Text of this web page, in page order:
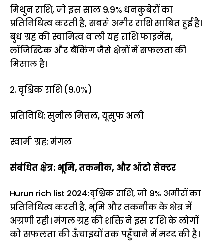
मिथुन राशि, जो इस साल 9.9% धनकुबेरों का
प्रतिनिधित्व करती है, सबसे अमीर राशि साबित हुई है।
बुध ग्रह की स्वामित्व वाली यह राशि फाइनेंस,
लॉजिस्टिक और बैंकिंग जैसे क्षेत्रों में सफलता की
मिसाल है।
2. वृश्चिक राशि (9.0%)
प्रतिनिधि: सुनील मित्तल, यूसुफ अली
स्वामी ग्रह: मंगल
संबंधित क्षेत्र: भूमि, तकनीक, और ऑटो सेक्टर
Hurun rich list 2024:वृश्चिक राशि, जो 9% अमीरों का
प्रतिनिधित्व करती है, भूमि और तकनीक के क्षेत्र में
अग्रणी रही। मंगल ग्रह की शक्ति ने इस राशि के लोगों
को सफलता की ऊँचाइयों तक पहुँचाने में मदद की है।